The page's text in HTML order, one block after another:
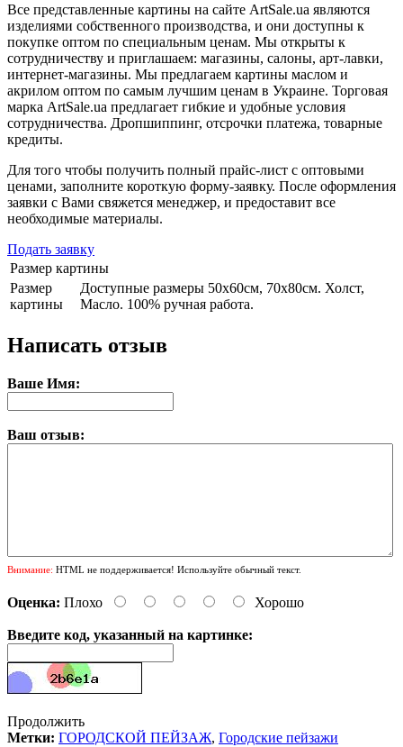
Все представленные картины на сайте ArtSale.ua являются
изделиями собственного производства, и они доступны к
покупке оптом по специальным ценам. Мы открыты к
сотрудничеству и приглашаем: магазины, салоны, арт-лавки,
интернет-магазины. Мы предлагаем картины маслом и
акрилом оптом по самым лучшим ценам в Украине. Торговая
марка ArtSale.ua предлагает гибкие и удобные условия
сотрудничества. Дропшиппинг, отсрочки платежа, товарные
кредиты.
Для того чтобы получить полный прайс-лист с оптовыми
ценами, заполните короткую форму-заявку. После оформления
заявки с Вами свяжется менеджер, и предоставит все
необходимые материалы.
Подать заявку
Размер картины
Размер
картины
Доступные размеры 50х60см, 70х80см. Холст,
Масло. 100% ручная работа.
Написать отзыв
Ваше Имя:
Ваш отзыв:
Внимание: HTML не поддерживается! Используйте обычный текст.
Оценка: Плохо Хорошо
Введите код, указанный на картинке:
Продолжить
Метки: ГОРОДСКОЙ ПЕЙЗАЖ, Городские пейзажи